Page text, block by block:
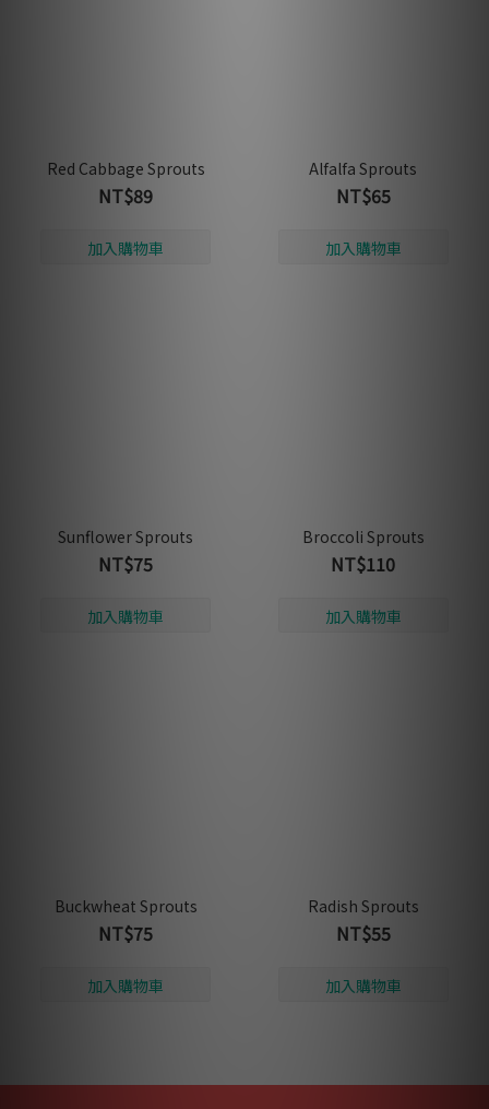
Red Cabbage Sprouts
NT$89
Alfalfa Sprouts
NT$65
Sunflower Sprouts
NT$75
Broccoli Sprouts
NT$110
Buckwheat Sprouts
NT$75
Radish Sprouts
NT$55